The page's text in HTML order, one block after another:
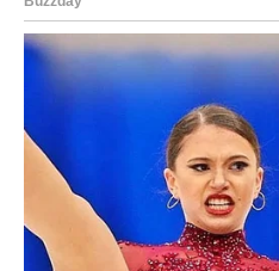
Vaša ustrajnost na
rezultate.
Finansijska situacija počinje
Karmička nagrada
Novac i poslovni uspjeh.